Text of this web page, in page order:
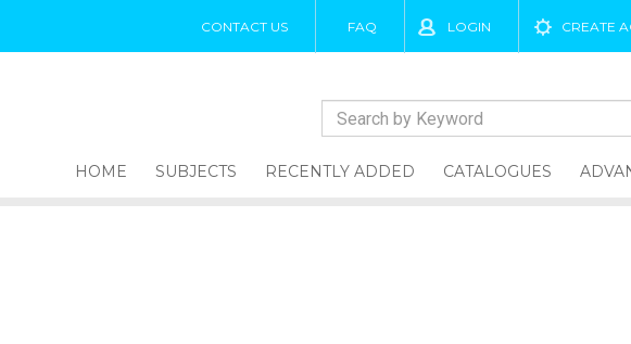
CONTACT US FAQ LOGIN CREATE
HOME SUBJECTS RECENTLY ADDED CATALOGUES